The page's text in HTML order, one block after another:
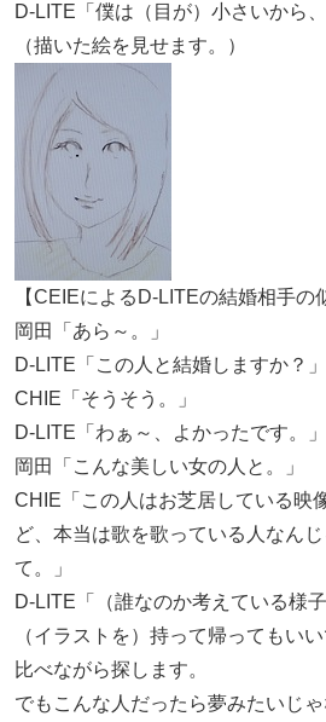
D-LITE「僕は（目が）小さいから
（描いた絵を見せます。）
【CEIEによるD-LITEの結婚相手の
岡田「あら～。」
D-LITE「この人と結婚しますか？」
CHIE「そうそう。」
D-LITE「わぁ～、よかったです。」
岡田「こんな美しい女の人と。」
CHIE「この人はお芝居している映
ど、本当は歌を歌っている人なん
て。」
D-LITE「（誰なのか考えている様子
（イラストを）持って帰ってもい
比べながら探します。
でもこんな人だったら夢みたいじゃ